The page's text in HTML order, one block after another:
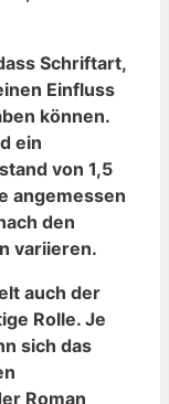
Schriftart,
Einfluss
können.​
ein​
von 1,5
angemessen
den‌
variieren.
auch der
Rolle. Je
sich das
Roman